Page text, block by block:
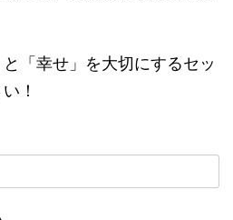
「幸せ」を大切にするセッ
！